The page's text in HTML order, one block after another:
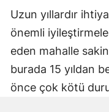
Uzun yıllardır
önemli
eden mahalle
burada 15 yıldan
önce çok kötü